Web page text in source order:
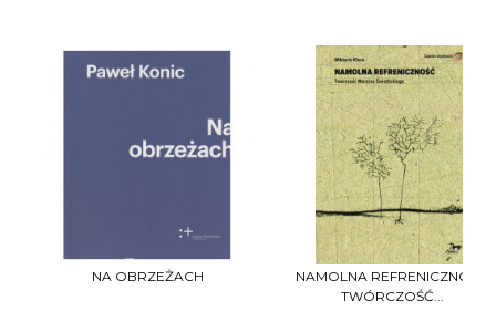
NA OBRZEŻACH
NAMOLNA REFRENICZNOŚĆ
TWÓRCZOŚĆ...